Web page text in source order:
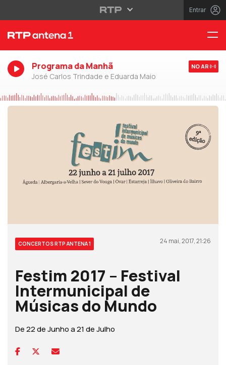
Entrar
Programa da Manhã
José Carlos Trindade e Eduarda Maio
NO AR
CONCERTOS RTP ANTENA 1 24 mai, 2017, 21:26
Festim 2017 – Festival
Intermunicipal de
Músicas do Mundo
De 22 de Junho a 21 de Julho